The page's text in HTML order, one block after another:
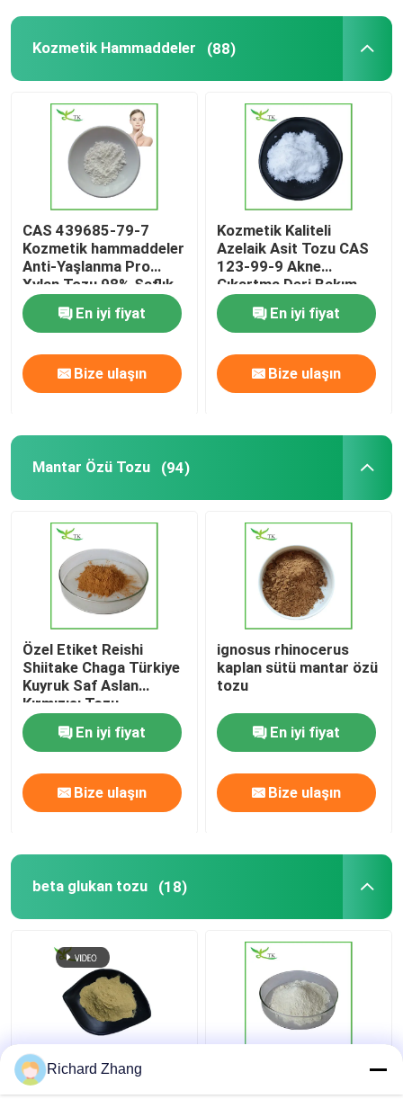
Kalite Kontrolü
Bir teklif isteği
Bitki Özü Tozu
Süper Gıda Tozu
Kozmetik Hammaddeler
Mantar Özü Tozu
Meyve ve sebze tozu
kurkumin Tozu
vitamin tozu
Amino Asit Tozu
Rhodiola Rosea Ekstraktı Tozu
Ashwagandha Ekstraktı Tozu
Kırlangıç Ekstraksiyonu Tozu
Kozmetik Hammaddeler (88)
CAS 439685-79-7
Kozmetik hammaddeler
Anti-Yaşlanma Pro
Xylan Tozu 98% Saflık
En iyi fiyat
Bize ulaşın
Kozmetik Kaliteli
Azelaik Asit Tozu CAS
123-99-9 Akne
Çıkartma Deri Bakım
Ham Maddesi
En iyi fiyat
Bize ulaşın
Mantar Özü Tozu (94)
Özel Etiket Reishi
Shiitake Chaga Türkiye
Kuyruk Saf Aslan
Kırmızısı Tozu
En iyi fiyat
Bize ulaşın
ignosus rhinocerus
kaplan sütü mantar özü
tozu
En iyi fiyat
Bize ulaşın
beta glukan tozu (18)
Suda çözünür % 70 %
80 Beta Glukan Tozu
Gıda Kaliteli Maya Beta
Richard Zhang